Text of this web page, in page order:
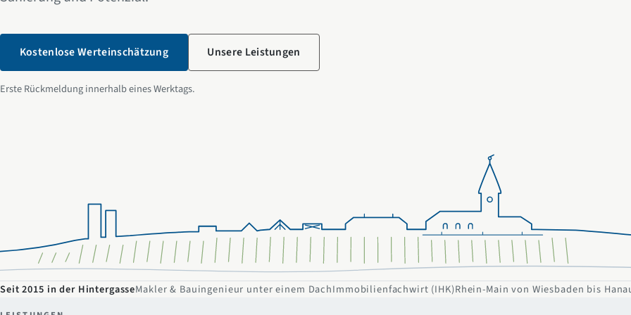
Kostenlose Werteinschätzung Unsere Leistungen
Erste Rückmeldung innerhalb eines Werktags.
Seit 2015 in der HintergasseMakler & Bauingenieur unter einem DachImmobilienfachwirt (IHK)Rhein-Main von Wiesbaden bis